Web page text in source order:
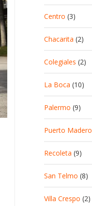
Centro (3)
Chacarita (2)
Colegiales (2)
La Boca (10)
Palermo (9)
Puerto Madero
Recoleta (9)
San Telmo (8)
Villa Crespo (2)